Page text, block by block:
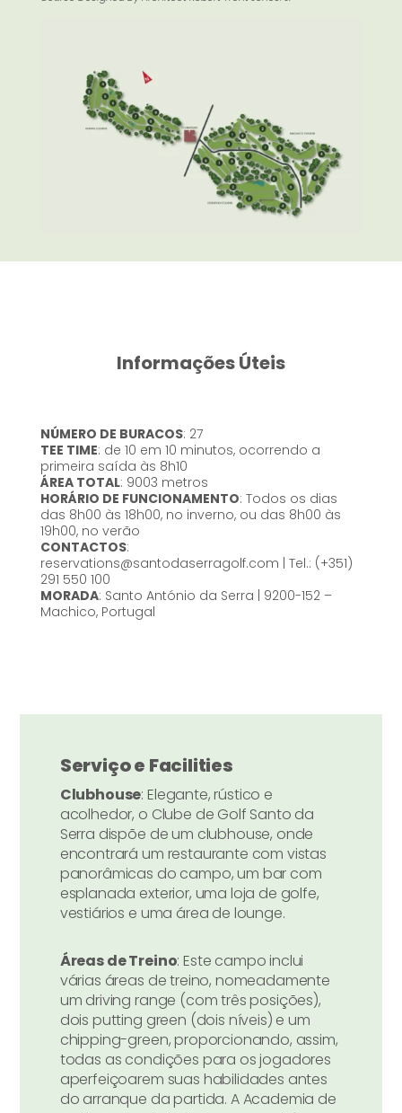
Informações Úteis
NÚMERO DE BURACOS: 27
TEE TIME: de 10 em 10 minutos, ocorrendo a
primeira saída às 8h10
ÁREA TOTAL: 9003 metros
HORÁRIO DE FUNCIONAMENTO: Todos os dias
das 8h00 às 18h00, no inverno, ou das 8h00 às
19h00, no verão
CONTACTOS:
reservations@santodaserragolf.com | Tel.: (+351)
291 550 100
MORADA: Santo António da Serra | 9200-152 –
Machico, Portugal
Serviço e Facilities
Clubhouse: Elegante, rústico e
acolhedor, o Clube de Golf Santo da
Serra dispõe de um clubhouse, onde
encontrará um restaurante com vistas
panorâmicas do campo, um bar com
esplanada exterior, uma loja de golfe,
vestiários e uma área de lounge.
Áreas de Treino: Este campo inclui
várias áreas de treino, nomeadamente
um driving range (com três posições),
dois putting green (dois níveis) e um
chipping-green, proporcionando, assim,
todas as condições para os jogadores
aperfeiçoarem suas habilidades antes
do arranque da partida. A Academia de